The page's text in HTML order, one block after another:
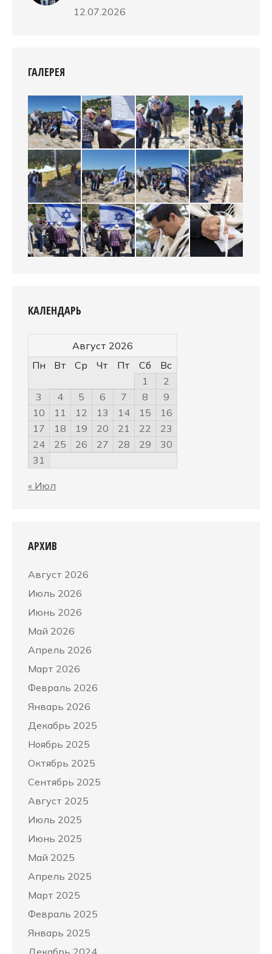
12.07.2026
ГАЛЕРЕЯ
КАЛЕНДАРЬ
Август 2026
Пн
Вт Ср Чт Пт Сб
Вс
1
2
3
4 5 6 7 8
9
10
11 12 13 14 15
16
17
18 19 20 21 22
23
24
25 26 27 28 29
30
31
« Июл
АРХИВ
Август 2026
Июль 2026
Июнь 2026
Май 2026
Апрель 2026
Март 2026
Февраль 2026
Январь 2026
Декабрь 2025
Ноябрь 2025
Октябрь 2025
Сентябрь 2025
Август 2025
Июль 2025
Июнь 2025
Май 2025
Апрель 2025
Март 2025
Февраль 2025
Январь 2025